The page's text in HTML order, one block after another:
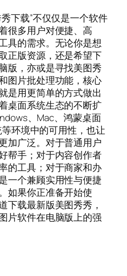
下载”不仅仅是一个软件
很多用户对便捷、高
具的需求。无论你是想
正版资源，还是希望下
版，亦或是寻找美图秀
图片批处理功能，核心
是用更简单的方式做出
桌面系统生态的不断扩
、Mac、鸿蒙桌面
环境中的可用性，也让
加广泛。对于普通用户
帮手；对于内容创作者
的工具；对于商家和办
一个兼顾实用性与便捷
如果你正准备开始使
下载最新版美图秀秀，
片软件在电脑版上的强